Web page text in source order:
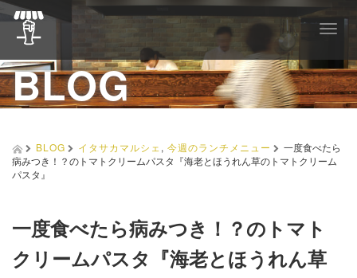
T
g
g
l
e
v
BLOG
BLOG イタサカマルシェ , 今週のランチメニュー
一度食べたら
病みつき！？のトマトクリームパスタ『海老とほうれん草のトマトクリーム
パスタ』
一度食べたら病みつき！？のトマト
クリームパスタ『海老とほうれん草